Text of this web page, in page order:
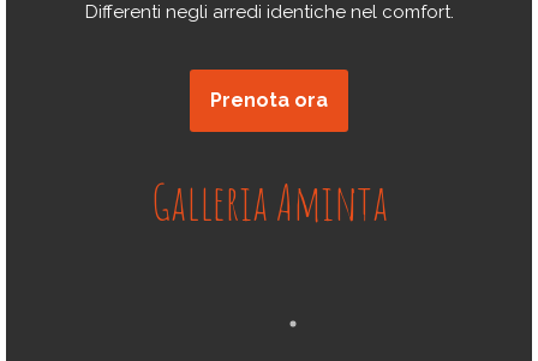
Differenti negli arredi identiche nel comfort.
Prenota ora
Galleria Aminta